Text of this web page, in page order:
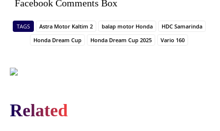
Related
Facebook Comments Box
TAGS Astra Motor Kaltim 2 balap motor Honda
HDC Samarinda
Honda Dream Cup
Honda Dream Cup 2025 Vario 160